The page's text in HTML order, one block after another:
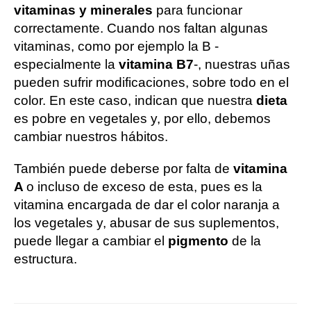
vitaminas y minerales para funcionar
correctamente. Cuando nos faltan algunas
vitaminas, como por ejemplo la B -
especialmente la vitamina B7-, nuestras uñas
pueden sufrir modificaciones, sobre todo en el
color. En este caso, indican que nuestra dieta
es pobre en vegetales y, por ello, debemos
cambiar nuestros hábitos.
También puede deberse por falta de vitamina
A o incluso de exceso de esta, pues es la
vitamina encargada de dar el color naranja a
los vegetales y, abusar de sus suplementos,
puede llegar a cambiar el pigmento de la
estructura.